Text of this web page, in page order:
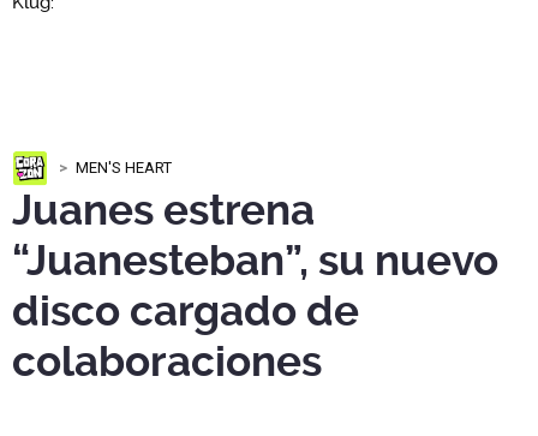
MEN'S HEART
Juanes estrena
“Juanesteban”, su nuevo
disco cargado de
colaboraciones